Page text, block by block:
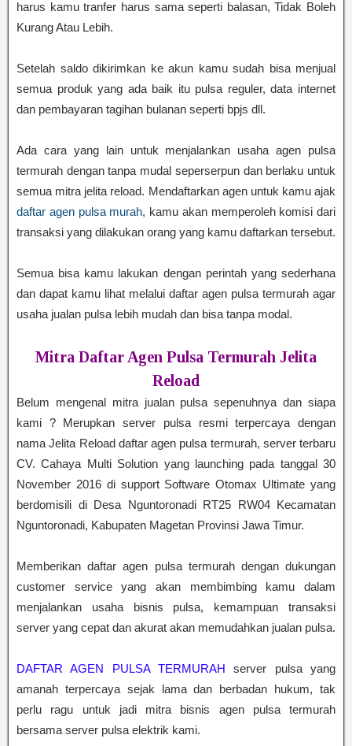
harus kamu tranfer harus sama seperti balasan, Tidak Boleh
Kurang Atau Lebih.
Setelah saldo dikirimkan ke akun kamu sudah bisa menjual
semua produk yang ada baik itu pulsa reguler, data internet
dan pembayaran tagihan bulanan seperti bpjs dll.
Ada cara yang lain untuk menjalankan usaha agen pulsa
termurah dengan tanpa mudal seperserpun dan berlaku untuk
semua mitra jelita reload. Mendaftarkan agen untuk kamu ajak
daftar agen pulsa murah, kamu akan memperoleh komisi dari
transaksi yang dilakukan orang yang kamu daftarkan tersebut.
Semua bisa kamu lakukan dengan perintah yang sederhana
dan dapat kamu lihat melalui daftar agen pulsa termurah agar
usaha jualan pulsa lebih mudah dan bisa tanpa modal.
Mitra Daftar Agen Pulsa Termurah Jelita
Reload
Belum mengenal mitra jualan pulsa sepenuhnya dan siapa
kami ? Merupkan server pulsa resmi terpercaya dengan
nama Jelita Reload daftar agen pulsa termurah, server terbaru
CV. Cahaya Multi Solution yang launching pada tanggal 30
November 2016 di support Software Otomax Ultimate yang
berdomisili di Desa Nguntoronadi RT25 RW04 Kecamatan
Nguntoronadi, Kabupaten Magetan Provinsi Jawa Timur.
Memberikan daftar agen pulsa termurah dengan dukungan
customer service yang akan membimbing kamu dalam
menjalankan usaha bisnis pulsa, kemampuan transaksi
server yang cepat dan akurat akan memudahkan jualan pulsa.
DAFTAR AGEN PULSA TERMURAH server pulsa yang
amanah terpercaya sejak lama dan berbadan hukum, tak
perlu ragu untuk jadi mitra bisnis agen pulsa termurah
bersama server pulsa elektrik kami.